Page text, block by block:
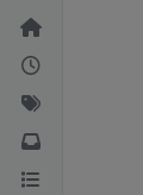
Weiter zum Inhalt